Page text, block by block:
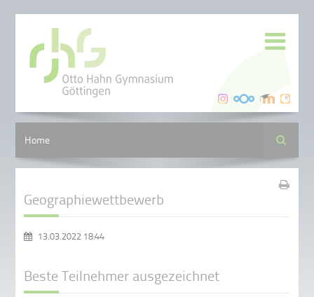
Home Suche
Geographiewettbewerb
13.03.2022 18:44
Beste Teilnehmer ausgezeichnet